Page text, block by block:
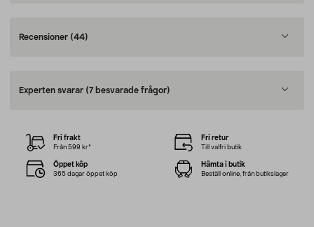
Recensioner (44)
Experten svarar (7 besvarade frågor)
Fri frakt
Från 599 kr*
Fri retur
Till valfri butik
Öppet köp
365 dagar öppet köp
Hämta i butik
Beställ online, från butikslager